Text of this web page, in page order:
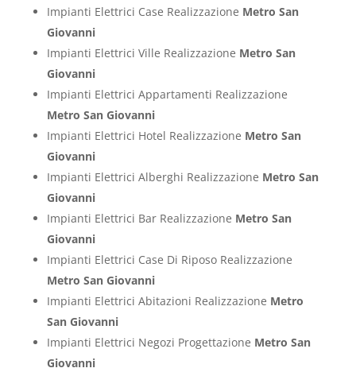
Impianti Elettrici Case Realizzazione Metro San
Giovanni
Impianti Elettrici Ville Realizzazione Metro San
Giovanni
Impianti Elettrici Appartamenti Realizzazione
Metro San Giovanni
Impianti Elettrici Hotel Realizzazione Metro San
Giovanni
Impianti Elettrici Alberghi Realizzazione Metro San
Giovanni
Impianti Elettrici Bar Realizzazione Metro San
Giovanni
Impianti Elettrici Case Di Riposo Realizzazione
Metro San Giovanni
Impianti Elettrici Abitazioni Realizzazione Metro
San Giovanni
Impianti Elettrici Negozi Progettazione Metro San
Giovanni